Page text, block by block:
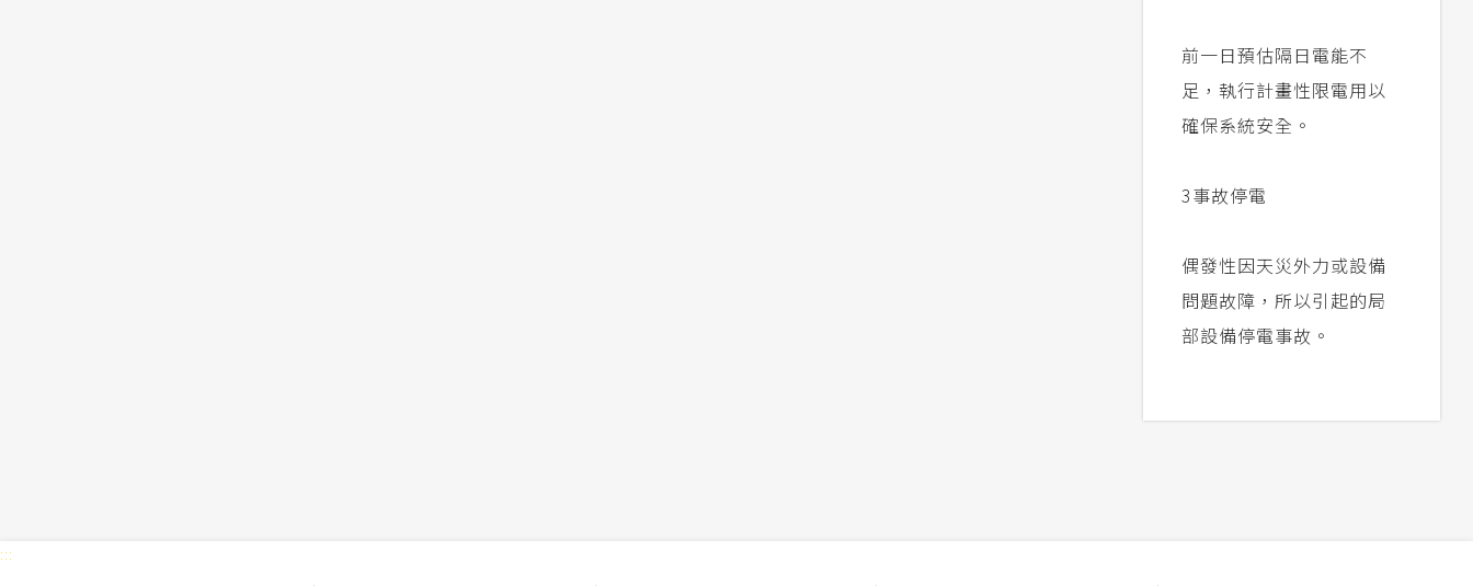
前一日預估隔日電能不
足，執行計畫性限電用以
確保系統安全。
3事故停電
偶發性因天災外力或設備
問題故障，所以引起的局
部設備停電事故。
:::